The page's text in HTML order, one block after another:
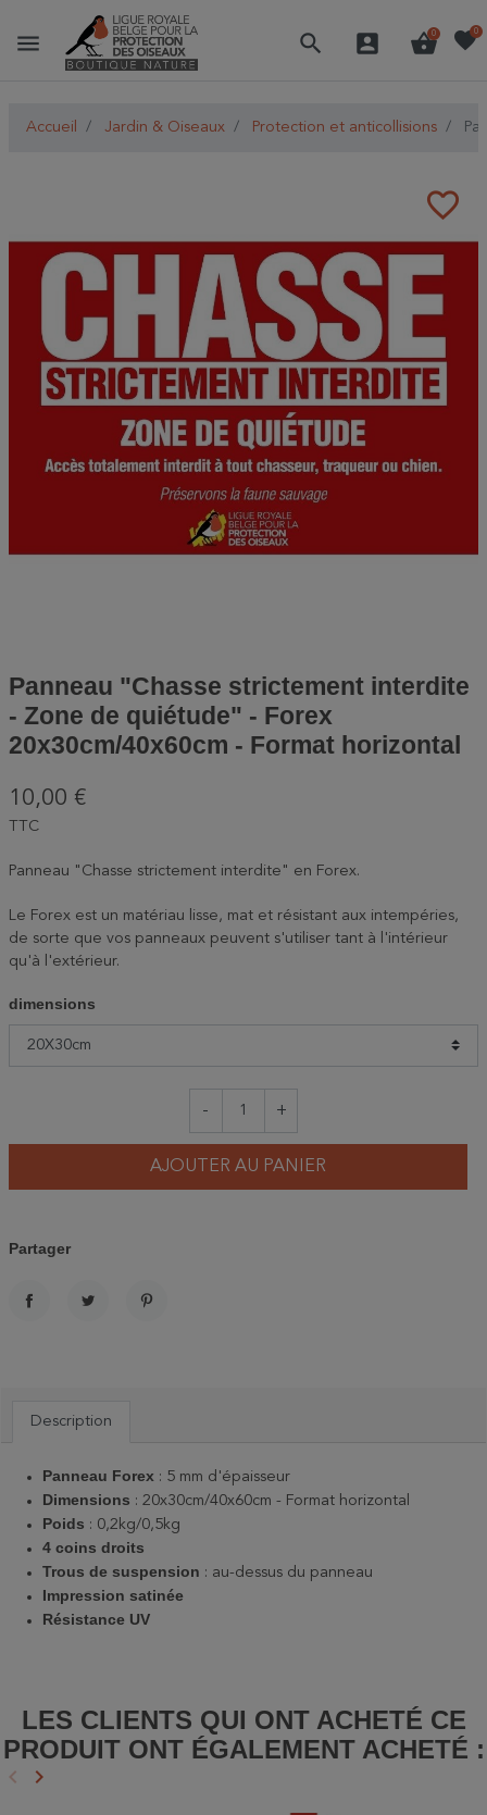
menu search account_box shopping_basket
0 favorite0
Accueil Jardin & Oiseaux Protection et anticollisions
favorite_border
Panneau "Chasse strictement interdite
- Zone de quiétude" - Forex
20x30cm/40x60cm - Format horizontal
10,00 €
TTC
Panneau "Chasse strictement interdite" en Forex.
Le Forex est un matériau lisse, mat et résistant aux intempéries,
de sorte que vos panneaux peuvent s'utiliser tant à l'intérieur
qu'à l'extérieur.
dimensions
- +
AJOUTER AU PANIER
Partager
Description
Panneau Forex : 5 mm d'épaisseur
Dimensions : 20x30cm/40x60cm - Format horizontal
Poids : 0,2kg/0,5kg
4 coins droits
Trous de suspension : au-dessus du panneau
Impression satinée
Résistance UV
LES CLIENTS QUI ONT ACHETÉ CE
PRODUIT ONT ÉGALEMENT ACHETÉ :
Précédent
keyboard_arrow_left Suivant
keyboard_arrow_right